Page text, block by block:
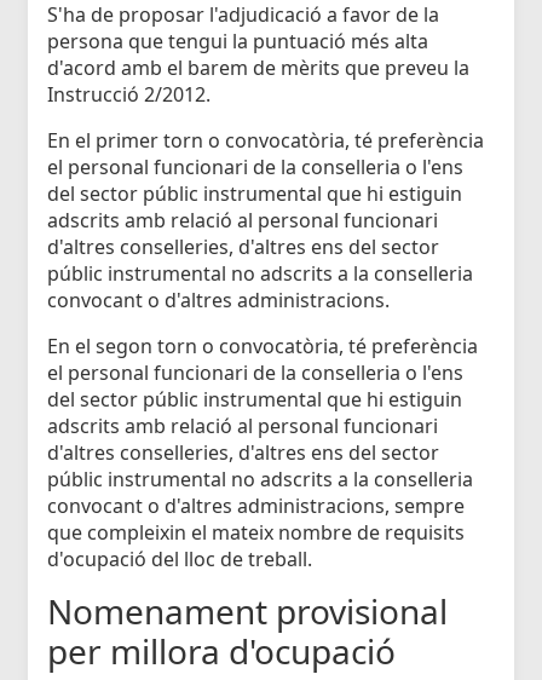
S'ha de proposar l'adjudicació a favor de la
persona que tengui la puntuació més alta
d'acord amb el barem de mèrits que preveu la
Instrucció 2/2012.
En el primer torn o convocatòria, té preferència
el personal funcionari de la conselleria o l'ens
del sector públic instrumental que hi estiguin
adscrits amb relació al personal funcionari
d'altres conselleries, d'altres ens del sector
públic instrumental no adscrits a la conselleria
convocant o d'altres administracions.
En el segon torn o convocatòria, té preferència
el personal funcionari de la conselleria o l'ens
del sector públic instrumental que hi estiguin
adscrits amb relació al personal funcionari
d'altres conselleries, d'altres ens del sector
públic instrumental no adscrits a la conselleria
convocant o d'altres administracions, sempre
que compleixin el mateix nombre de requisits
d'ocupació del lloc de treball.
Nomenament provisional
per millora d'ocupació